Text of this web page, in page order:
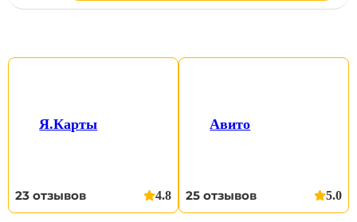
АВТОКРАН GROVE GMK
Я.Карты
23 отзывов 4.8
Авито
25 отзывов 5.0